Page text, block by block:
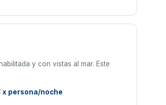
y con vistas al mar. Este
x persona/noche